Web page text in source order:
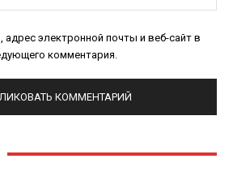
адрес электронной почты и веб-сайт в
комментария.